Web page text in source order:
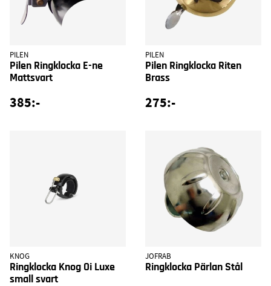
PILEN
Pilen Ringklocka E-ne
Mattsvart
385:-
PILEN
Pilen Ringklocka Riten
Brass
275:-
KNOG
Ringklocka Knog Oi Luxe
small svart
JOFRAB
Ringklocka Pärlan Stål